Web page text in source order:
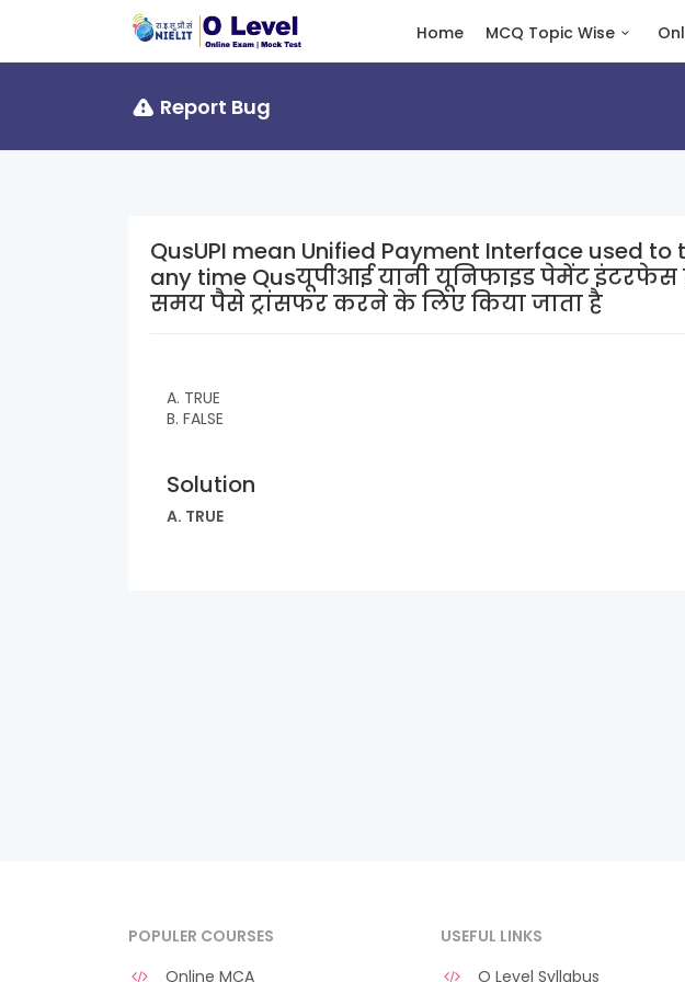
Home MCQ Topic Wise
Report Bug
QusUPI mean Unified Payment Interface used
any time Qusयूपीआई यानी यूनिफाइड पेमेंट इंटरफेस का इस्तेमाल किसी भी
समय पैसे ट्रांसफर करने के लिए किया जाता है
A. TRUE
B. FALSE
Solution
A. TRUE
POPULER COURSES
Online MCA
USEFUL LINKS
O Level Syllabus